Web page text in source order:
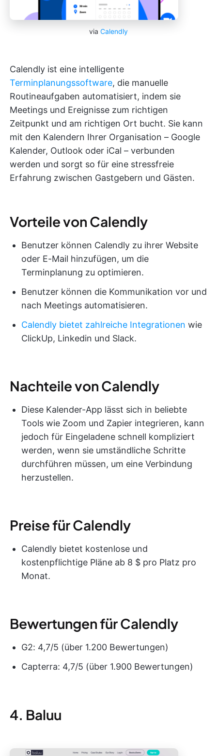
via Calendly
Calendly ist eine intelligente
Terminplanungssoftware, die manuelle
Routineaufgaben automatisiert, indem sie
Meetings und Ereignisse zum richtigen
Zeitpunkt und am richtigen Ort bucht. Sie kann
mit den Kalendern Ihrer Organisation – Google
Kalender, Outlook oder iCal – verbunden
werden und sorgt so für eine stressfreie
Erfahrung zwischen Gastgebern und Gästen.
Vorteile von Calendly
Benutzer können Calendly zu ihrer Website
oder E-Mail hinzufügen, um die
Terminplanung zu optimieren.
Benutzer können die Kommunikation vor und
nach Meetings automatisieren.
Calendly bietet zahlreiche Integrationen wie
ClickUp, Linkedin und Slack.
Nachteile von Calendly
Diese Kalender-App lässt sich in beliebte
Tools wie Zoom und Zapier integrieren, kann
jedoch für Eingeladene schnell kompliziert
werden, wenn sie umständliche Schritte
durchführen müssen, um eine Verbindung
herzustellen.
Preise für Calendly
Calendly bietet kostenlose und
kostenpflichtige Pläne ab 8 $ pro Platz pro
Monat.
Bewertungen für Calendly
G2: 4,7/5 (über 1.200 Bewertungen)
Capterra: 4,7/5 (über 1.900 Bewertungen)
4. Baluu